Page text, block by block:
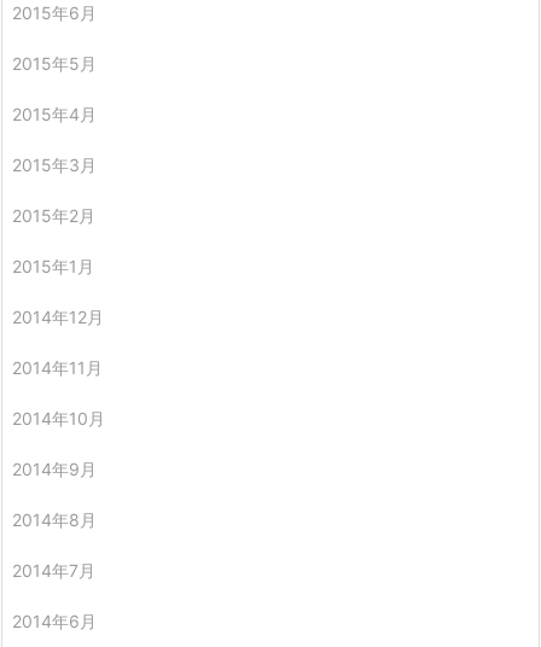
2015年6月
2015年5月
2015年4月
2015年3月
2015年2月
2015年1月
2014年12月
2014年11月
2014年10月
2014年9月
2014年8月
2014年7月
2014年6月